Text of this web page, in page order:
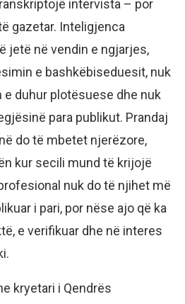
intervista – por
gazetar. Inteligjenca
jetë në vendin e ngjarjes,
e bashkëbiseduesit, nuk
duhur plotësuese dhe nuk
para publikut. Prandaj
do të mbetet njerëzore,
kur secili mund të krijojë
nuk do të njihet më
i pari, por nëse ajo që ka
e verifikuar dhe në interes
kryetari i Qendrës